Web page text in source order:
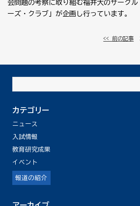
会問題の考察に取り組む福井大のサーク
ーズ・クラブ」が企画し行っています。
<< 前の記事
カテゴリー
ニュース
入試情報
教育研究成果
イベント
報道の紹介